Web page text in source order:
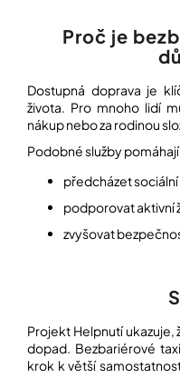
Proč je
Dostupná doprava je
života. Pro mnoho lidí
nákup nebo za rodinou
Podobné služby
předcházet sociální
podporovat aktivní
zvyšovat
Projekt Helpnutí ukazuje,
dopad. Bezbariérové
krok k větší